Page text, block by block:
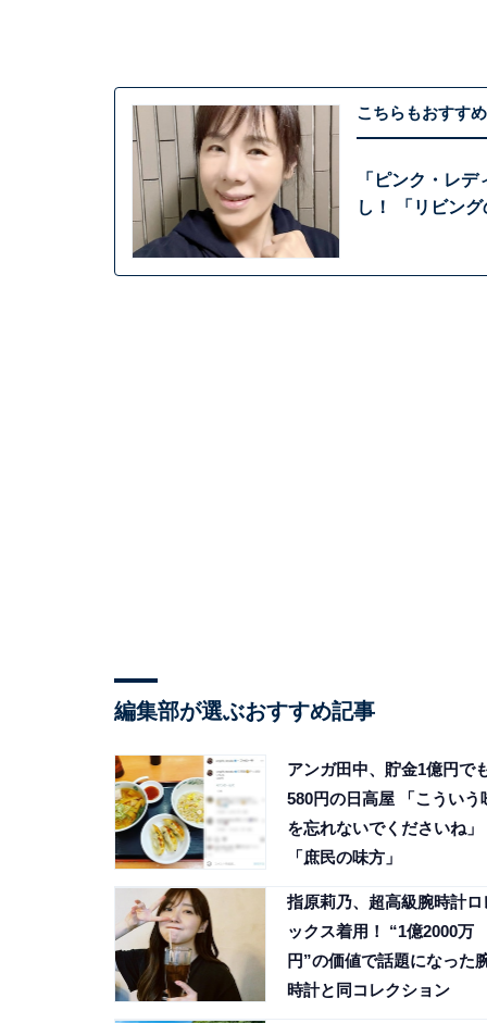
こちらもおすすめ
「ピンク・レ
し！ 「リビン
編集部が選ぶおすすめ記事
アンガ田中、貯金1億円で
580円の日高屋 「こういう
を忘れないでくださいね」
「庶民の味方」
指原莉乃、超高級腕時計ロ
ックス着用！ “1億2000万
円”の価値で話題になった
時計と同コレクション